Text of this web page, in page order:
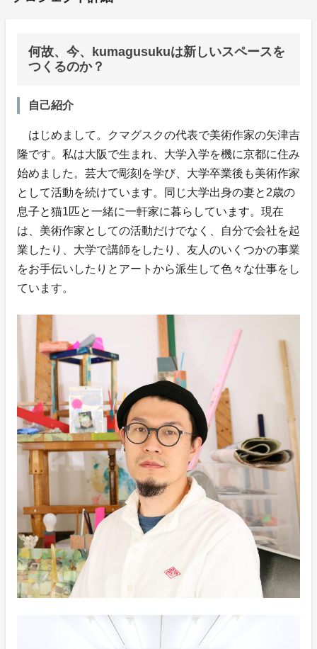
何故、今、kumagusukuは新しいスペースを
つくるのか？
自己紹介
はじめまして。クマグスクの代表で美術作家の矢津吉
隆です。私は大阪で生まれ、大学入学を機に京都に住み
始めました。芸大で彫刻を学び、大学卒業後も美術作家
として活動を続けています。同じ大学出身の妻と2歳の
息子と猫1匹と一緒に一軒家に暮らしています。現在
は、美術作家としての活動だけでなく、自分で会社を起
業したり、大学で講師をしたり、友人のいくつかの事業
をお手伝いしたりとアートから派生して色々な仕事をし
ています。